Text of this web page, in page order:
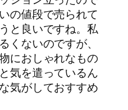
の値段で売られて
と良いですね。私
くないのですが、
におしゃれなもの
気を遣っているん
気がしておすすめ